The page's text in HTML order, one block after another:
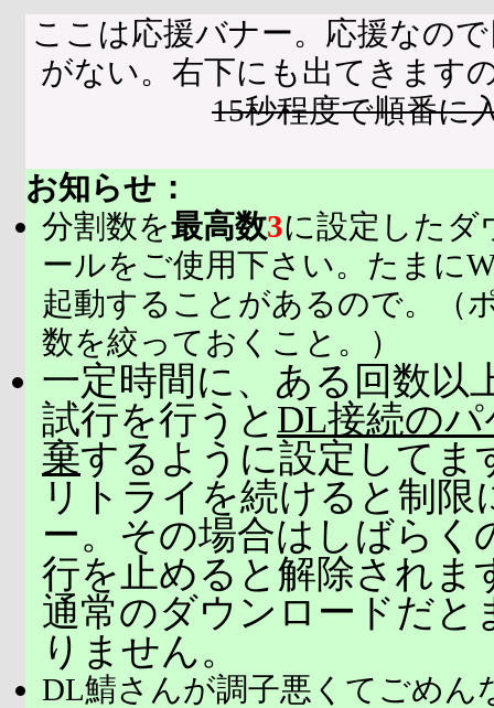
ここは応援バナー。応援なの
がない。右下にも出てきます
15秒程度で順番に
お知らせ：
分割数を最高数3に設定したダ
ールをご使用下さい。たまに
起動することがあるので。（
数を絞っておくこと。）
一定時間に、ある回数以
試行を行うと DL接続の
棄するように設定してま
リトライを続けると制限
ー。その場合はしばらく
行を止めると解除されま
通常のダウンロードだと
りません。
DL鯖さんが調子悪くてごめん